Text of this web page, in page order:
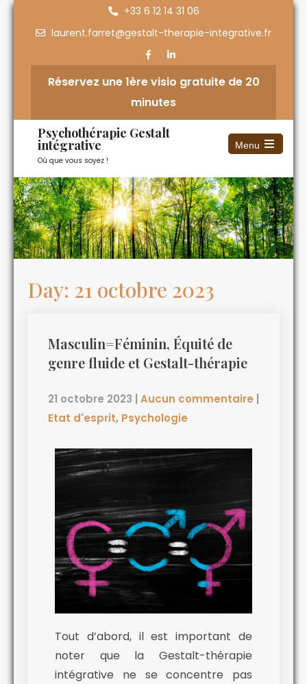
+33 6 12 14 31 06
laurent.farret@gestalt-therapie-integrative.fr
Réservez une 1ère visio gratuite de 20
minutes
Psychothérapie Gestalt
intégrative
Où que vous soyez !
Menu
Day: 21 octobre 2023
Masculin=Féminin, Équité de
genre fluide et Gestalt-thérapie
21 octobre 2023 Aucun commentaire
Etat d'esprit, Psychologie
Tout d’abord, il est important de
noter que la Gestalt-thérapie
intégrative ne se concentre pas